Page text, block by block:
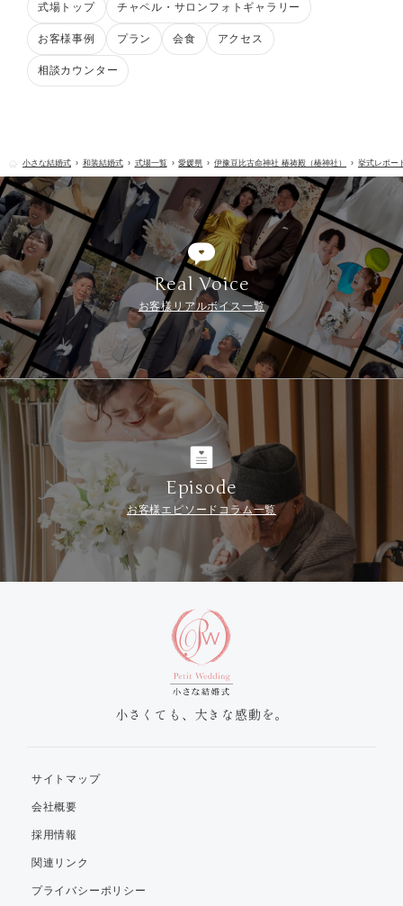
式場トップ チャペル・サロンフォトギャラリー
お客様事例 プラン 会食 アクセス
相談カウンター
小さな結婚式 和装結婚式 式場一覧 愛媛県 伊豫豆比古命神社 椿祷殿（椿神社） 挙式レポー
Real Voice
お客様リアルボイス一覧
Episode
お客様エピソードコラム一覧
小さくても、大きな感動を。
サイトマップ
会社概要
採用情報
関連リンク
プライバシーポリシー